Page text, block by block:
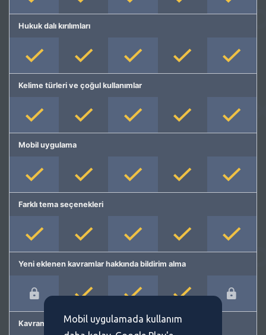
Hukuk dalı kırılımları
Kelime türleri ve çoğul kullanımlar
Mobil uygulama
Farklı tema seçenekleri
Yeni eklenen kavramlar hakkında bildirim alma
Kavram önermeMobil uygulamada kullanım